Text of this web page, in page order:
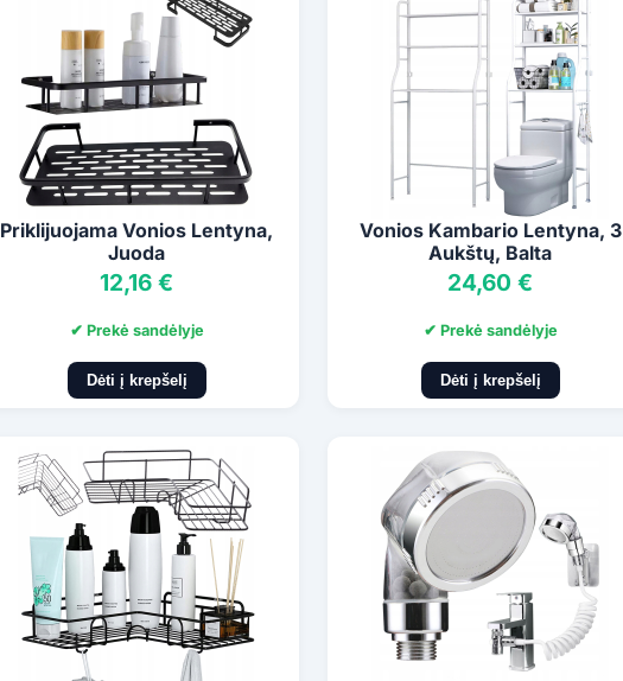
Priklijuojama Vonios Lentyna,
Juoda
12,16 €
✔ Prekė sandėlyje
Dėti į krepšelį
Vonios Kambario Lentyna, 3
Aukštų, Balta
24,60 €
✔ Prekė sandėlyje
Dėti į krepšelį